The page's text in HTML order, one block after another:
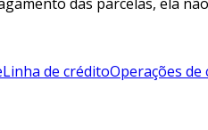
Linha de créditoOperações de